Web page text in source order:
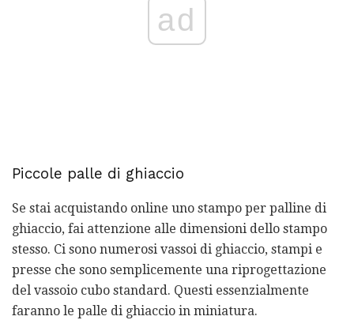
ad
Piccole palle di ghiaccio
Se stai acquistando online uno stampo per palline di
ghiaccio, fai attenzione alle dimensioni dello stampo
stesso. Ci sono numerosi vassoi di ghiaccio, stampi e
presse che sono semplicemente una riprogettazione
del vassoio cubo standard. Questi essenzialmente
faranno le palle di ghiaccio in miniatura.